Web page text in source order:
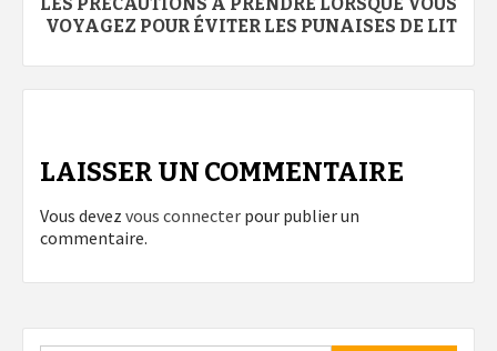
VOYAGEZ POUR ÉVITER LES PUNAISES DE LIT
LAISSER UN COMMENTAIRE
Vous devez vous connecter pour publier un
commentaire.